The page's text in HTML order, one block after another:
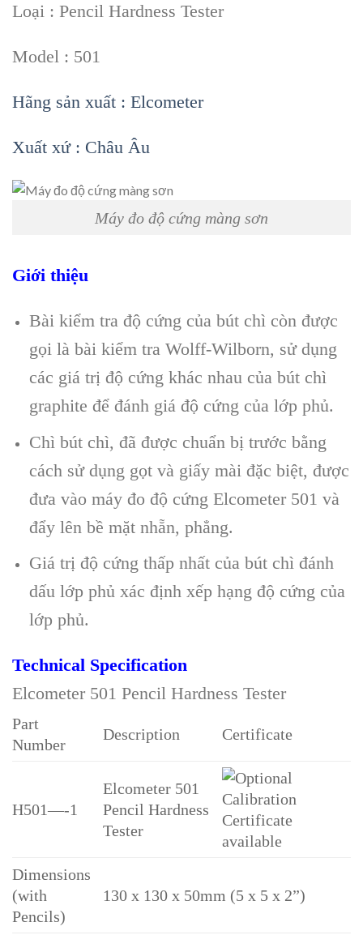
Loại : Pencil Hardness Tester
Model : 501
Hãng sản xuất : Elcometer
Xuất xứ : Châu Âu
Máy đo độ cứng màng sơn
Giới thiệu
Bài kiểm tra độ cứng của bút chì còn được
gọi là bài kiểm tra Wolff-Wilborn, sử dụng
các giá trị độ cứng khác nhau của bút chì
graphite để đánh giá độ cứng của lớp phủ.
Chì bút chì, đã được chuẩn bị trước bằng
cách sử dụng gọt và giấy mài đặc biệt, được
đưa vào máy đo độ cứng Elcometer 501 và
đẩy lên bề mặt nhẵn, phẳng.
Giá trị độ cứng thấp nhất của bút chì đánh
dấu lớp phủ xác định xếp hạng độ cứng của
lớp phủ.
Technical Specification
Elcometer 501 Pencil Hardness Tester
Part
Number
Description Certificate
H501—-1
Elcometer 501
Pencil Hardness
Tester
Dimensions
(with
Pencils)
130 x 130 x 50mm (5 x 5 x 2”)